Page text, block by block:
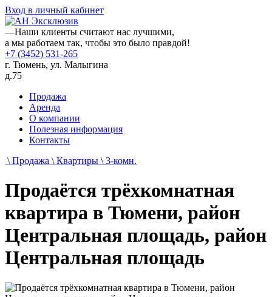
Вход в личный кабинет
—Наши клиенты считают нас лучшими,
а мы работаем так, чтобы это было правдой!
+7 (3452) 531-265
г. Тюмень, ул. Малыгина
д.75
Продажа
Аренда
О компании
Полезная информация
Контакты
\ Продажа \ Квартиры \ 3-комн.
Продаётся трёхкомнатная
квартира в Тюмени, район
Центральная площадь, район
Центральная площадь